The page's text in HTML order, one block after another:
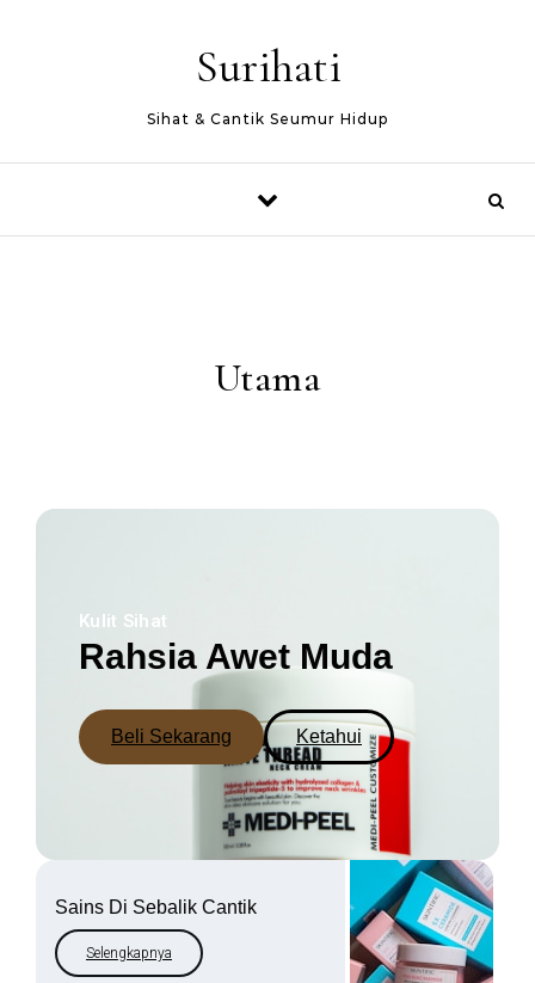
Surihati
Sihat & Cantik Seumur Hidup
Utama
Kulit Sihat
Rahsia Awet Muda
Beli Sekarang Ketahui
Sains Di Sebalik Cantik
Selengkapnya